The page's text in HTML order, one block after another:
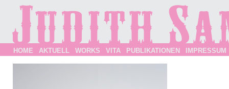
HOME AKTUELL WORKS VITA PUBLIKATIONEN IMPRESSUM